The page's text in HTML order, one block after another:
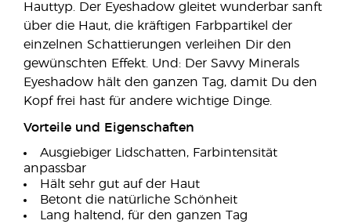
Hauttyp. Der Eyeshadow gleitet wunderbar sanft
über die Haut, die kräftigen Farbpartikel der
einzelnen Schattierungen verleihen Dir den
gewünschten Effekt. Und: Der Savvy Minerals
Eyeshadow hält den ganzen Tag, damit Du den
Kopf frei hast für andere wichtige Dinge.
Vorteile und Eigenschaften
Ausgiebiger Lidschatten, Farbintensität
anpassbar
Hält sehr gut auf der Haut
Betont die natürliche Schönheit
Lang haltend, für den ganzen Tag